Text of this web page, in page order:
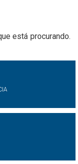
está procurando.